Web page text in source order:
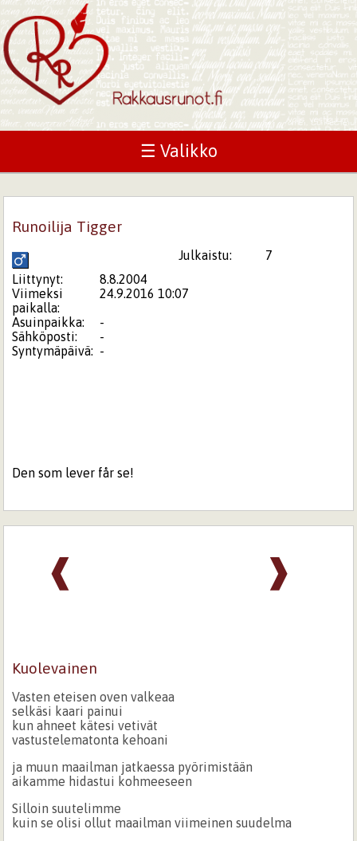
☰ Valikko
Runoilija Tigger
Julkaistu:
7
Liittynyt:
8.8.2004
Viimeksi
paikalla:
24.9.2016 10:07
Asuinpaikka:
-
Sähköposti:
-
Syntymäpäivä: -
Den som lever får se!
❱
❰
Kuolevainen
Vasten eteisen oven valkeaa
selkäsi kaari painui
kun ahneet kätesi vetivät
vastustelematonta kehoani
ja muun maailman jatkaessa pyörimistään
aikamme hidastui kohmeeseen
Silloin suutelimme
kuin se olisi ollut maailman viimeinen suudelma